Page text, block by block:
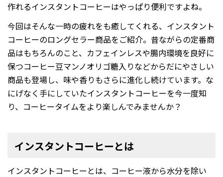
作れるインスタントコーヒーはやっぱり便利ですよね。
今回はそんな一時の疲れをも癒してくれる、インスタント
コーヒーのロングセラー商品をご紹介。昔ながらの定番商
品はもちろんのこと、カフェインレスや腸内環境を良好に
保つコーヒー豆マンノオリゴ糖入りなどからだにやさしい
商品も登場し、味や香りもさらに進化し続けています。な
にげなく手にしていたインスタントコーヒーを今一度知
り、コーヒータイムをより楽しんでみませんか？
インスタントコーヒーとは
インスタントコーヒーとは、コーヒー液から水分を除い